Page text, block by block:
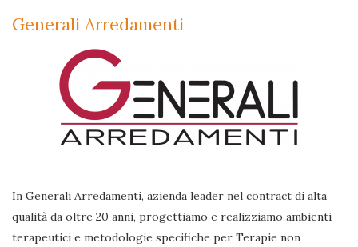
Generali Arredamenti
In Generali Arredamenti, azienda leader nel contract di alta
qualità da oltre 20 anni, progettiamo e realizziamo ambienti
terapeutici e metodologie specifiche per Terapie non